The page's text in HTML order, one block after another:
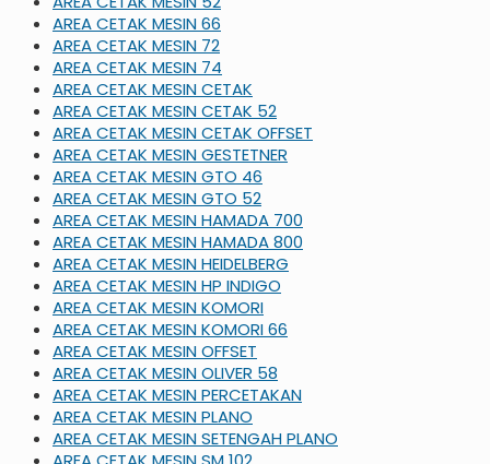
AREA CETAK MESIN 66
AREA CETAK MESIN 72
AREA CETAK MESIN 74
AREA CETAK MESIN CETAK
AREA CETAK MESIN CETAK 52
AREA CETAK MESIN CETAK OFFSET
AREA CETAK MESIN GESTETNER
AREA CETAK MESIN GTO 46
AREA CETAK MESIN GTO 52
AREA CETAK MESIN HAMADA 700
AREA CETAK MESIN HAMADA 800
AREA CETAK MESIN HEIDELBERG
AREA CETAK MESIN HP INDIGO
AREA CETAK MESIN KOMORI
AREA CETAK MESIN KOMORI 66
AREA CETAK MESIN OFFSET
AREA CETAK MESIN OLIVER 58
AREA CETAK MESIN PERCETAKAN
AREA CETAK MESIN PLANO
AREA CETAK MESIN SETENGAH PLANO